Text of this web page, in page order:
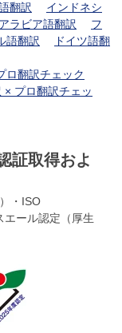
翻訳
インドネシ
アラビア語翻訳
フ
語翻訳
ドイツ語翻
ロ翻訳チェック
× プロ翻訳チェッ
証取得およ
・ISO
エール認定（厚生